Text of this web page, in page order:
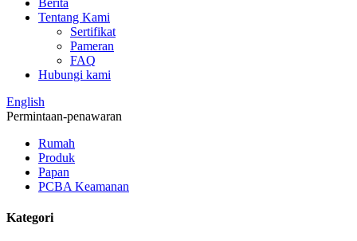
Berita
Tentang Kami
Sertifikat
Pameran
FAQ
Hubungi kami
English
Permintaan-penawaran
Rumah
Produk
Papan
PCBA Keamanan
Kategori